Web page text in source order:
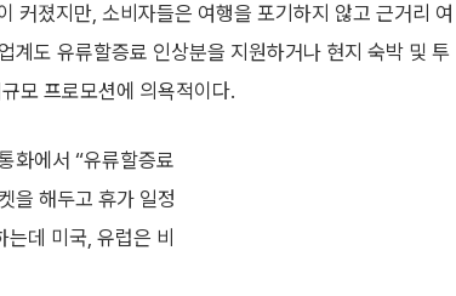
커졌지만, 소비자들은 여행을 포기하지 않고 근거리 여
계도 유류할증료 인상분을 지원하거나 현지 숙박 및 투
모 프로모션에 의욕적이다.
화에서 “유류할증료
을 해두고 휴가 일정
데 미국, 유럽은 비